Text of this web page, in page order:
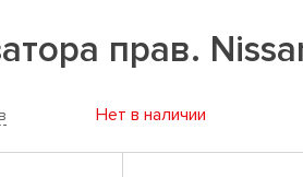
прав.
Нет в наличии